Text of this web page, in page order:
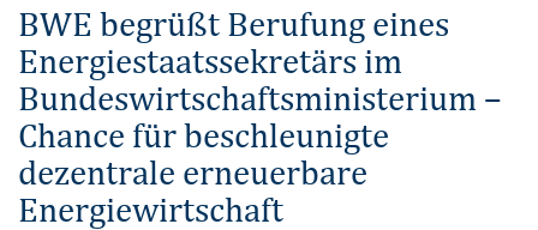
e
BWE begrüßt Berufung eines
Energiestaatssekretärs im
Bundeswirtschaftsministerium –
Chance für beschleunigte
dezentrale erneuerbare
Energiewirtschaft